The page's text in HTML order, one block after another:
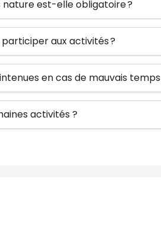
nature est-elle obligatoire ?
aux activités ?
en cas de mauvais temps
activités ?